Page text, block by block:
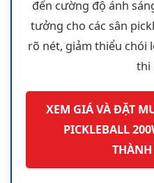
đến cường độ ánh
tưởng cho các sân
rõ nét, giảm thiểu chói
thi
XEM GIÁ VÀ ĐẶT
PICKLEBALL